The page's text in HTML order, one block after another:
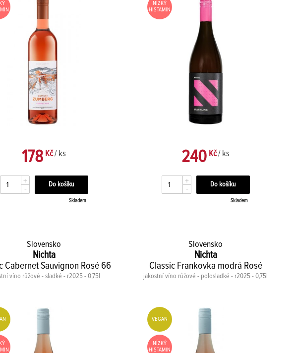
178 Kč/ ks
+
-
Skladem
NÍZKÝ
HISTAMIN
240 Kč/ ks
+
-
Skladem
Slovensko
Nichta
Cabernet Sauvignon Rosé 66
víno růžové - sladké - r2025 - 0,75l
Slovensko
Nichta
Classic Frankovka modrá Rosé
jakostní víno růžové - polosladké - r2025 - 0,75l
VEGAN
NÍZKÝ
HISTAMIN